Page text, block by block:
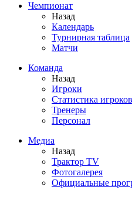
Чемпионат
Назад
Календарь
Турнирная таблица
Матчи
Команда
Назад
Игроки
Статистика игроков
Тренеры
Персонал
Медиа
Назад
Трактор TV
Фотогалерея
Официальные